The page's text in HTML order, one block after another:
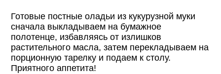
Готовые постные оладьи из кукурузной муки
сначала выкладываем на бумажное
полотенце, избавляясь от излишков
растительного масла, затем перекладываем на
порционную тарелку и подаем к столу.
Приятного аппетита!